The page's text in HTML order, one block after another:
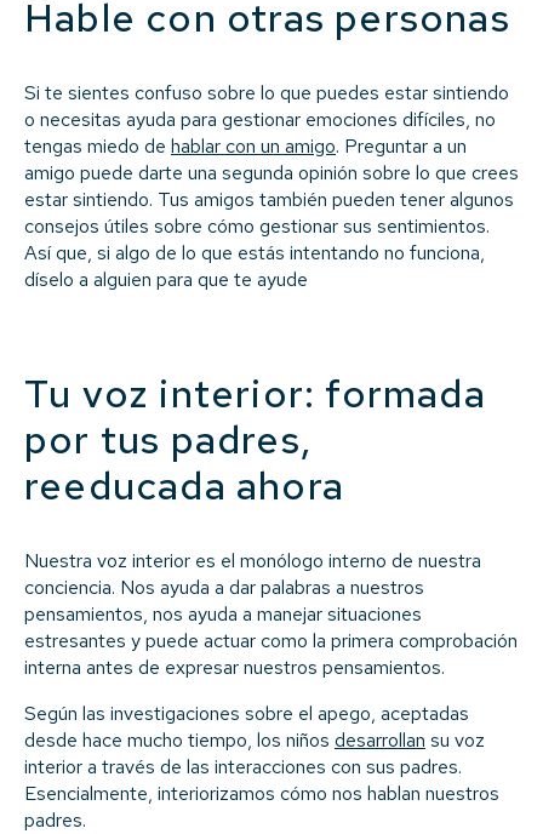
Hable con otras personas
Si te sientes confuso sobre lo que puedes estar sintiendo
o necesitas ayuda para gestionar emociones difíciles, no
tengas miedo de hablar con un amigo. Preguntar a un
amigo puede darte una segunda opinión sobre lo que crees
estar sintiendo. Tus amigos también pueden tener algunos
consejos útiles sobre cómo gestionar sus sentimientos.
Así que, si algo de lo que estás intentando no funciona,
díselo a alguien para que te ayude
Tu voz interior: formada
por tus padres,
reeducada ahora
Nuestra voz interior es el monólogo interno de nuestra
conciencia. Nos ayuda a dar palabras a nuestros
pensamientos, nos ayuda a manejar situaciones
estresantes y puede actuar como la primera comprobación
interna antes de expresar nuestros pensamientos.
Según las investigaciones sobre el apego, aceptadas
desde hace mucho tiempo, los niños desarrollan su voz
interior a través de las interacciones con sus padres.
Esencialmente, interiorizamos cómo nos hablan nuestros
padres.